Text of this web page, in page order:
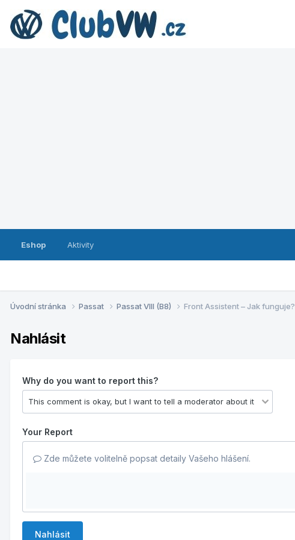
Eshop Aktivity
Úvodní stránka Passat Passat VIII (B8) Front Assistent – Jak funguje?
Nahlásit
Why do you want to report this?
Your Report
Zde můžete volitelně popsat detaily Vašeho hlášení.
Nahlásit